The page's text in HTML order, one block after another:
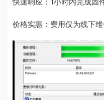
价格实惠：费用仅为线下